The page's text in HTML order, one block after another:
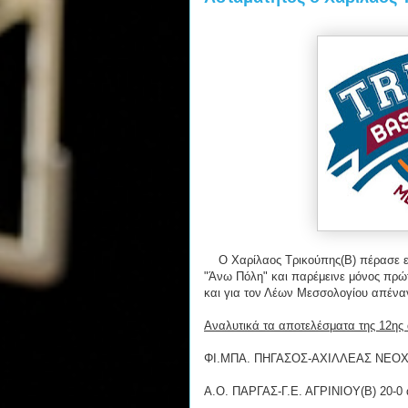
Ο Χαρίλαος Τρικούπης(Β) πέρασε
"Άνω Πόλη" και παρέμεινε μόνος
και για τον Λέων Μεσσολογίου
Αναλυτικά τα αποτελέσματα της
ΦΙ.ΜΠΑ. ΠΗΓΑΣΟΣ-ΑΧΙΛΛΕΑΣ
Α.Ο. ΠΑΡΓΑΣ-Γ.Ε. ΑΓΡΙΝΙΟΥ(Β) 20-0